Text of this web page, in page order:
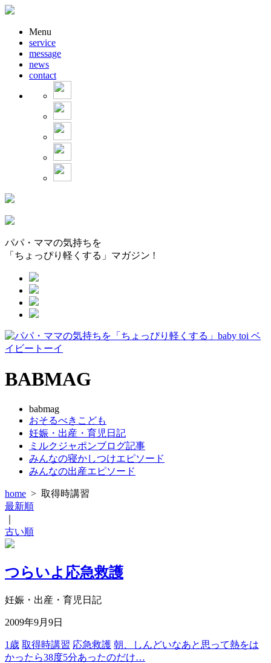
Menu
service
message
news
contact
パパ・ママの気持ちを
「ちょっぴり軽くする」マガジン !
BABMAG
babmag
おそるべきこども
妊娠・出産・育児日記
ミルクジャポンブログ記事
みんなの寝かしつけエピソード
みんなの出産エピソード
home > 取得時講習
最新順
古い順
つらいよ応急救護
妊娠・出産・育児日記
2009年9月9日
1歳 取得時講習 応急救護 朝、しんどいなあと思って熱をは
かったら38度5分あったのだけ…